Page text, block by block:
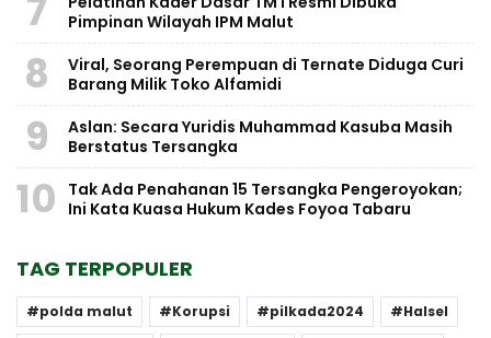
7
Pimpinan Wilayah IPM Malut
8
Viral, Seorang Perempuan di Ternate Diduga Curi
Barang Milik Toko Alfamidi
9
Aslan: Secara Yuridis Muhammad Kasuba Masih
Berstatus Tersangka
10
Tak Ada Penahanan 15 Tersangka Pengeroyokan;
Ini Kata Kuasa Hukum Kades Foyoa Tabaru
TAG TERPOPULER
polda malut Korupsi pilkada2024 Halsel